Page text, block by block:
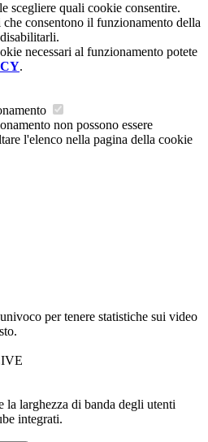
scegliere quali cookie consentire.
consentono il funzionamento della
necessari al funzionamento potete
.
non possono essere
l'elenco nella pagina della cookie
per tenere statistiche sui video
la larghezza di banda degli utenti
integrati.